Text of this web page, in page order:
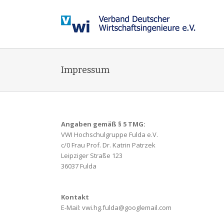
Impressum
Angaben gemäß § 5 TMG:
VWI Hochschulgruppe Fulda e.V.
c/0 Frau Prof. Dr. Katrin Patrzek
Leipziger Straße 123
36037 Fulda
Kontakt
E-Mail: vwi.hg.fulda@googlemail.com